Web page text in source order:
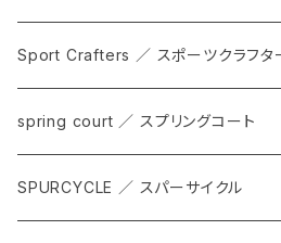
Sport Crafters ／ スポーツクラフタ
spring court ／ スプリングコート
SPURCYCLE ／ スパーサイクル